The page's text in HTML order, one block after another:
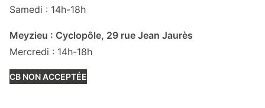
Samedi : 14h-18h
Meyzieu : Cyclopôle, 29 rue Jean Jaurès
Mercredi : 14h-18h
CB NON ACCEPTÉE